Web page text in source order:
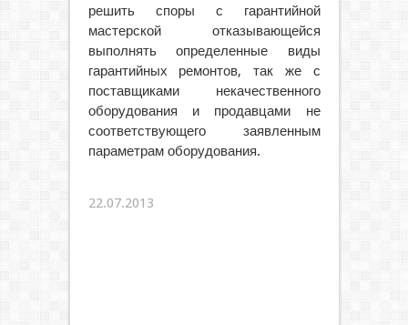
решить споры с гарантийной
мастерской отказывающейся
выполнять определенные виды
гарантийных ремонтов, так же с
поставщиками некачественного
оборудования и продавцами не
соответствующего заявленным
параметрам оборудования.
22.07.2013